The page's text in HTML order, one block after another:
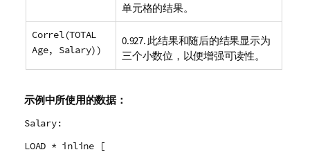
单元格的结果。
Correl(TOTAL
Age, Salary))
0.927. 此结果和随后的结果显示为
三个小数位，以便增强可读性。
示例中所使用的数据：
Salary:
LOAD * inline [